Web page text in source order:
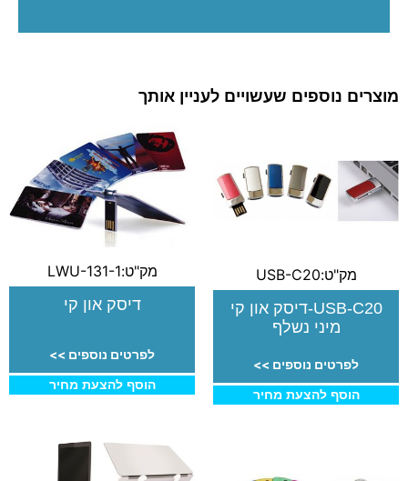
מוצרים נוספים שעשויים לעניין אותך
מק"ט:USB-C20
USB-C20-דיסק און קי
מיני נשלף
לפרטים נוספים >>
הוסף להצעת מחיר
מק"ט:LWU-131-1
דיסק און קי
לפרטים נוספים >>
הוסף להצעת מחיר